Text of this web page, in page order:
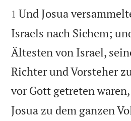


1 Und Josua
Israels nach Sichem;
Ältesten von Israel,
Richter und Vorsteher
vor Gott getreten waren,
Josua zu dem ganzen